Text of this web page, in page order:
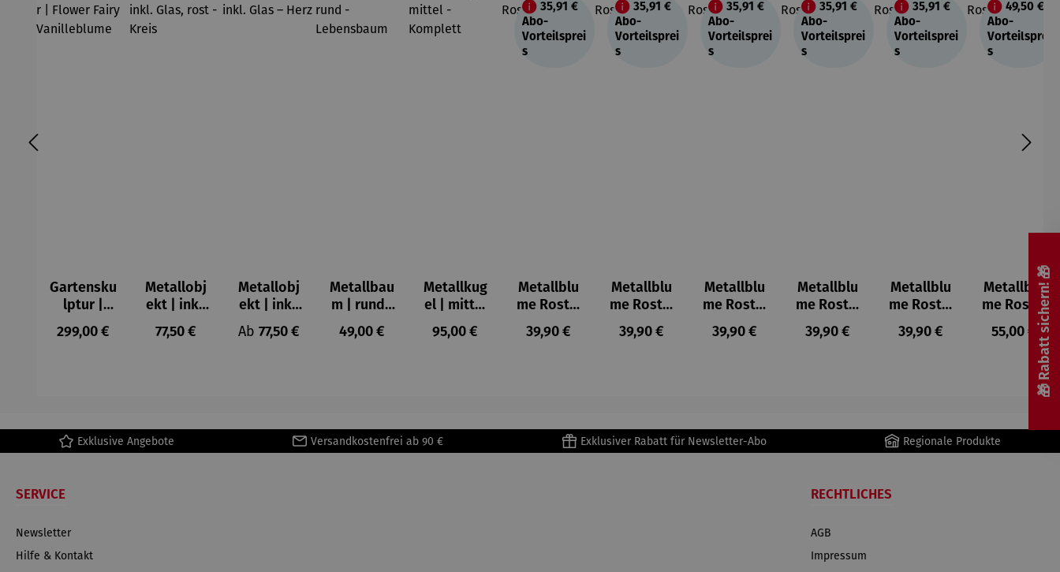
Gartensku
lptur |
Flower
Fairy
Regulärer Preis:
299,00 €
Metallobj
ekt | inkl.
Glas, rost
- Kreis
Regulärer Preis:
77,50 €
Metallobj
ekt | inkl.
Glas –
Herz
Regulärer Preis:
Ab 77,50 €
Metallbau
m | rund -
Lebensba
um
Regulärer Preis:
49,00 €
Metallkug
el | mittel
-
Komplett
Regulärer Preis:
95,00 €
35,91 €
Abo-
Vorteilsprei
s
Metallblu
me Rost –
Amelie
Regulärer Preis:
39,90 €
35,91 €
Abo-
Vorteilsprei
s
Metallblu
me Rost –
Belle
Regulärer Preis:
39,90 €
35,91 €
Abo-
Vorteilsprei
s
Metallblu
me Rost –
Eloise
Regulärer Preis:
39,90 €
35,91 €
Abo-
Vorteilsprei
s
Metallblu
me Rost –
Dacia
Regulärer Preis:
39,90 €
35,91 €
Abo-
Vorteilsprei
s
Metallblu
me Rost –
Juna
Regulärer Preis:
39,90 €
49,50 €
Abo-
Vorteilsprei
s
Metallblu
me Rost –
Mica
Regulärer
55,00 €
Exklusive Angebote Versandkostenfrei ab 90 € Exklusiver Rabatt für Newsletter-Abo Regionale Produkte
SERVICE
Newsletter
Hilfe & Kontakt
RECHTLICHES
AGB
Impressum
🎁 Rabatt sichern! 🎁